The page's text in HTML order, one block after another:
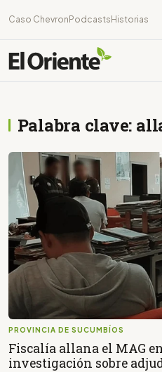
Caso Chevron Podcasts Historias
Palabra clave:
PROVINCIA DE SUCUMBÍOS
Fiscalía allana el MAG
investigación sobre